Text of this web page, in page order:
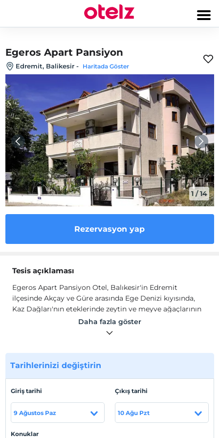
Egeros Apart Pansiyon
Edremit, Balikesir - Haritada Göster
1 /14
Rezervasyon yap
Tesis açıklaması
Egeros Apart Pansiyon Otel, Balıkesir'in Edremit
ilçesinde Akçay ve Güre arasında Ege Denizi kıyısında,
Kaz Dağları'nın eteklerinde zeytin ve meyve ağaçlarının
arasında , günlük kiralık, haftalık kiralık, aylık kiralık
uygun fiyatlı ve kaliteli konaklama hizmeti sunan bir
tüm temel ihtiyaçlar, eşyalar mevcuttur.
Egeros Apart Daireler; mutfak, yatak odası, banyo ve
terastan oluşuyor. Bir bütün halinde daire olarak
kiralanıyor. Terasımız barbekülü ve deniz manzaralıdır.
İnternet, TV, klima ve 7/24 sıcak su bulunur. Çamaşır ve
bulaşık makinesi, buzdolabı, mutfak ve temizlik gereçleri,
ütü vb. mevcuttur.
Daha fazla göster
Tarihlerinizi değiştirin
Giriş tarihi
9 Ağustos Paz
Çıkış tarihi
10 Ağu Pzt
Konuklar